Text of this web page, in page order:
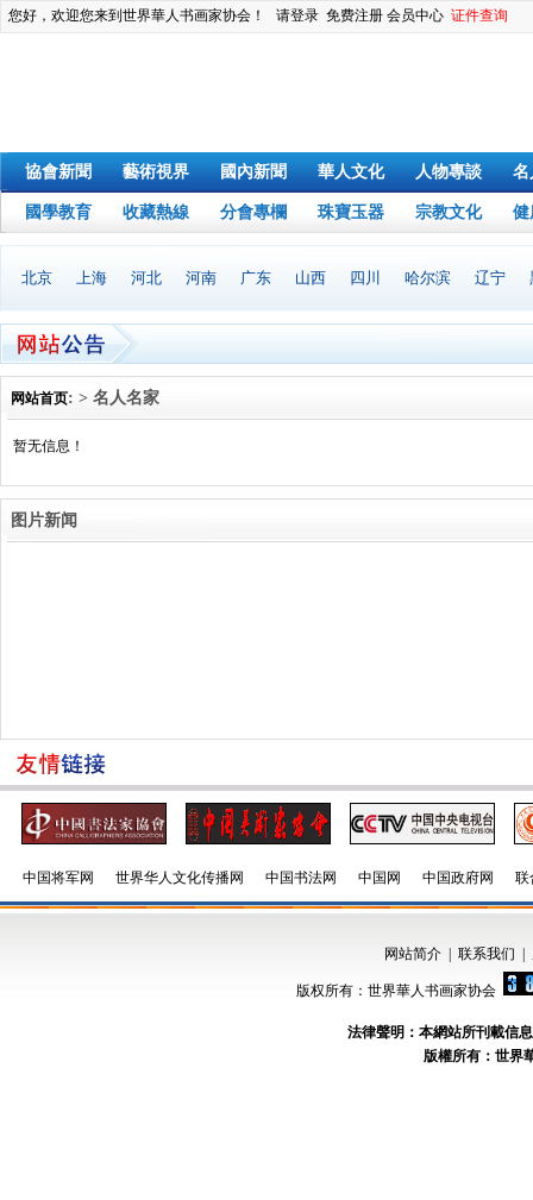
您好，欢迎您来到世界華人书画家协会！ 请登录 免费注册 会员中心 证件查询
協會新聞 藝術視界 國內新聞 華人文化 人物專談 名
國學教育 收藏熱線 分會專欄 珠寶玉器 宗教文化 健
北京 上海 河北 河南 广东 山西 四川 哈尔滨 辽宁
网站首页: > 名人名家
暂无信息！
图片新闻
中国将军网 世界华人文化传播网 中国书法网 中国网 中国政府网 联
网站简介| 联系我们
版权所有：世界華人书画家协会
法律聲明：本網站所刊載信
版權所有：世界